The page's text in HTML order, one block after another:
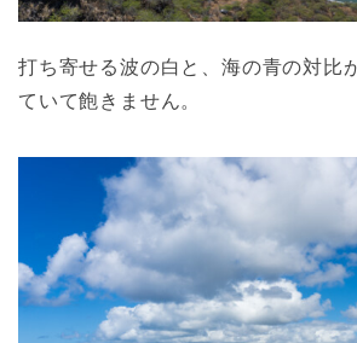
打ち寄せる波の白と、海の青の対比
ていて飽きません。